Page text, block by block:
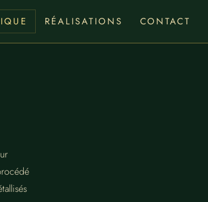
RÉALISATIONS CONTACT